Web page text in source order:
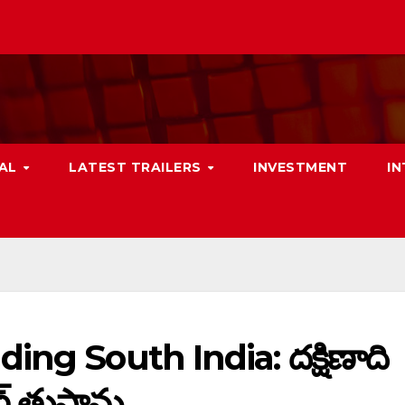
LATEST TRAILERS INVESTMENT
South India: దక్షిణాది